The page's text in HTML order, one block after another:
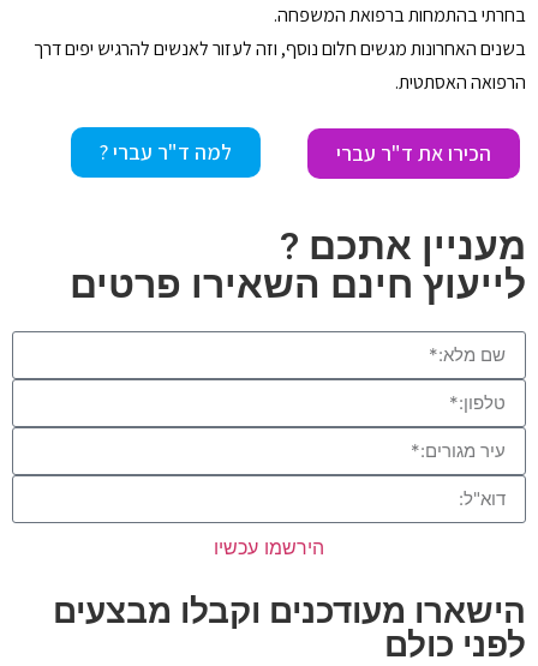
בחרתי בהתמחות ברפואת המשפחה.
בשנים האחרונות מגשים חלום נוסף, וזה לעזור לאנשים להרגיש יפים דרך
הרפואה האסתטית.
הכירו את ד"ר עברי למה ד"ר עברי ?
מעניין אתכם ?
לייעוץ חינם השאירו פרטים
הירשמו עכשיו
הישארו מעודכנים וקבלו מבצעים
לפני כולם